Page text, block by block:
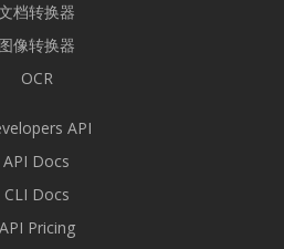
档转换器
图像转换器
OCR
API
API Docs
CLI Docs
API Pricing